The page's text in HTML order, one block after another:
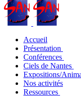
Accueil
Présentation
Conférences
Ciels de Nantes
Expositions/
Nos activités
Ressources